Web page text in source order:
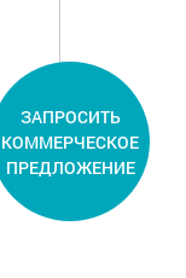
ЗАПРОСИТЬ
КОММЕРЧЕСКОЕ
ПРЕДЛОЖЕНИЕ